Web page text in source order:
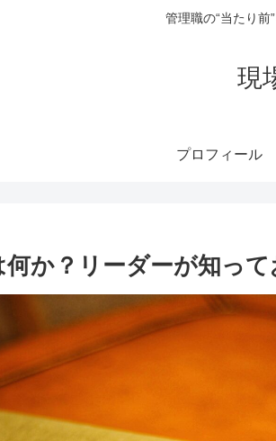
管理職の“当たり
現
プロフィール
か？リーダーが知っ